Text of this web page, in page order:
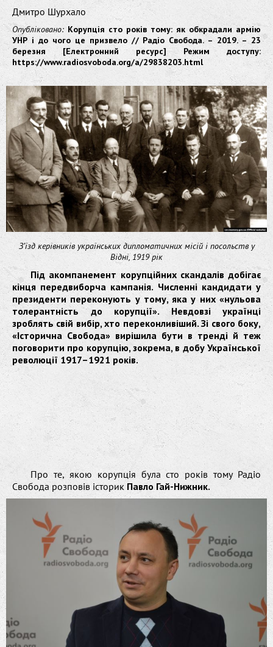
Дмитро Шурхало
Опубліковано: Корупція сто років тому: як обкрадали армію
УНР і до чого це призвело // Радіо Свобода. – 2019. – 23
березня [Електронний ресурс] Режим доступу:
https://www.radiosvoboda.org/a/29838203.html
З’їзд керівників українських дипломатичних місій і посольств у
Відні, 1919 рік
Під акомпанемент корупційних скандалів добігає
кінця передвиборча кампанія. Численні кандидати у
президенти переконують у тому, яка у них «нульова
толерантність до корупції». Невдовзі українці
зроблять свій вибір, хто переконливіший. Зі свого боку,
«Історична Свобода» вирішила бути в тренді й теж
поговорити про корупцію, зокрема, в добу Української
революції 1917–1921 років.
Про те, якою корупція була сто років тому Радіо
Свобода розповів історик Павло Гай-Нижник.